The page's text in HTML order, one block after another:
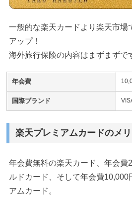
一般的な楽天カードより楽天市場
アップ！
海外旅行保険の内容はまずまずで
年会費
国際ブランド
楽天プレミアムカードのメ
年会費無料の楽天カード、年会費
ルドカード、そして年会費10,000
アムカード。